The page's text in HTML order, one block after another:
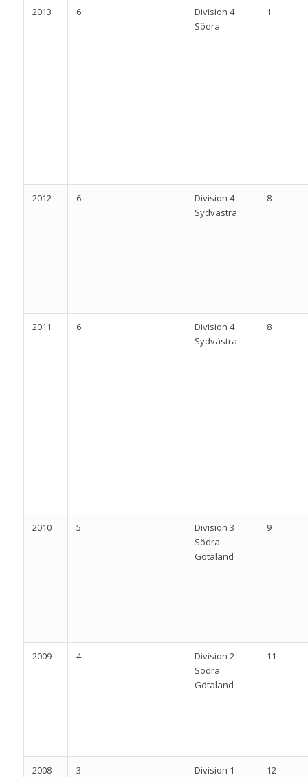
2013 6
Division 4
Södra
1
2012 6
Division 4
Sydvästra
8
2011 6
Division 4
Sydvästra
8
2010 5
Division 3
Södra
Götaland
9
2009 4
Division 2
Södra
Götaland
11
2008 3
Division 1
12